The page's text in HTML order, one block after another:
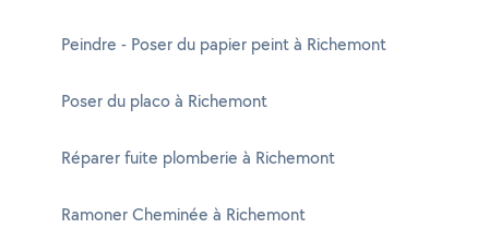
Peindre - Poser du papier peint à Richemont
Poser du placo à Richemont
Réparer fuite plomberie à Richemont
Ramoner Cheminée à Richemont